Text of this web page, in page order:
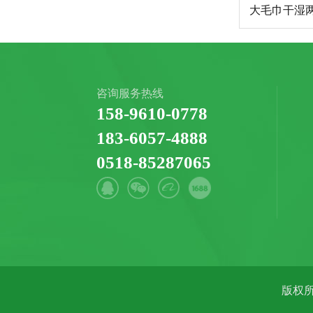
大毛巾干湿
咨询服务热线
158-9610-0778
183-6057-4888
0518-85287065
版权